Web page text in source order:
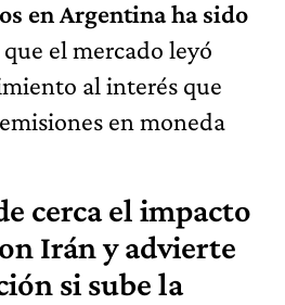
en Argentina ha sido
que el mercado leyó
al interés que
en moneda
cerca el impacto
Irán y advierte
si sube la